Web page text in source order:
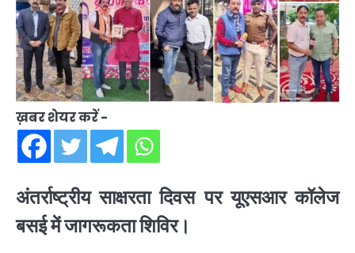
ख़बर शेयर करें -
अंतर्राष्ट्रीय साक्षरता दिवस पर यूएसआर कॉलेज
बसई में जागरूकता शिविर।